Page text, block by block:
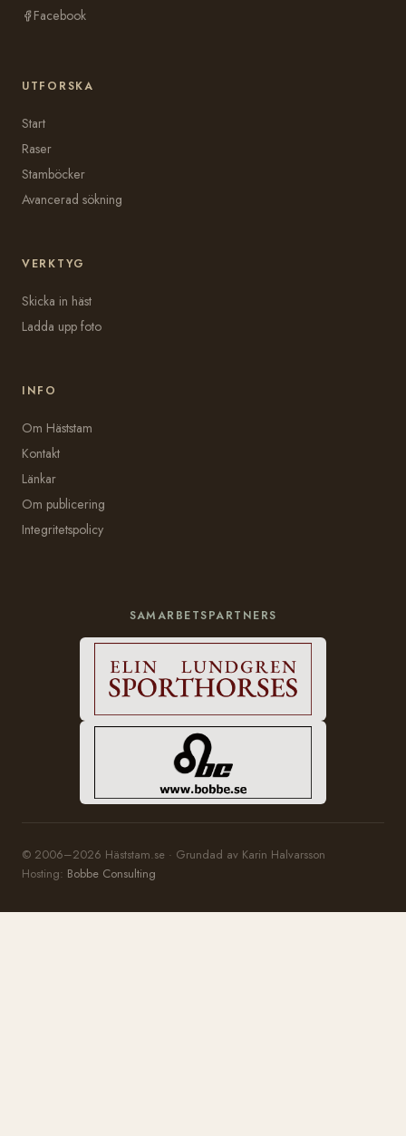
Facebook
UTFORSKA
Start
Raser
Stamböcker
Avancerad sökning
VERKTYG
Skicka in häst
Ladda upp foto
INFO
Om Häststam
Kontakt
Länkar
Om publicering
Integritetspolicy
SAMARBETSPARTNERS
© 2006–2026 Häststam.se · Grundad av Karin Halvarsson
Hosting: Bobbe Consulting